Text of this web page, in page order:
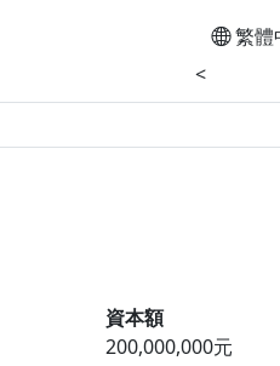
繁體
<
資本額
200,000,000元